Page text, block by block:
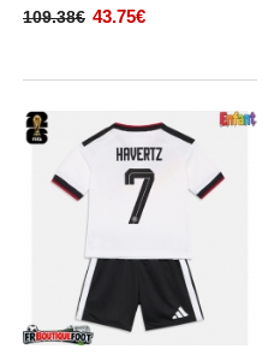
109.38€ 43.75€